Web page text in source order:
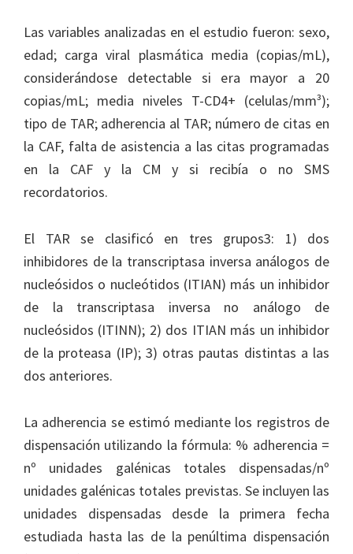
Las variables analizadas en el estudio fueron: sexo,
edad; carga viral plasmática media (copias/mL),
considerándose detectable si era mayor a 20
copias/mL; media niveles T-CD4+ (celulas/mm³);
tipo de TAR; adherencia al TAR; número de citas en
la CAF, falta de asistencia a las citas programadas
en la CAF y la CM y si recibía o no SMS
recordatorios.
El TAR se clasificó en tres grupos3: 1) dos
inhibidores de la transcriptasa inversa análogos de
nucleósidos o nucleótidos (ITIAN) más un inhibidor
de la transcriptasa inversa no análogo de
nucleósidos (ITINN); 2) dos ITIAN más un inhibidor
de la proteasa (IP); 3) otras pautas distintas a las
dos anteriores.
La adherencia se estimó mediante los registros de
dispensación utilizando la fórmula: % adherencia =
nº unidades galénicas totales dispensadas/nº
unidades galénicas totales previstas. Se incluyen las
unidades dispensadas desde la primera fecha
estudiada hasta las de la penúltima dispensación